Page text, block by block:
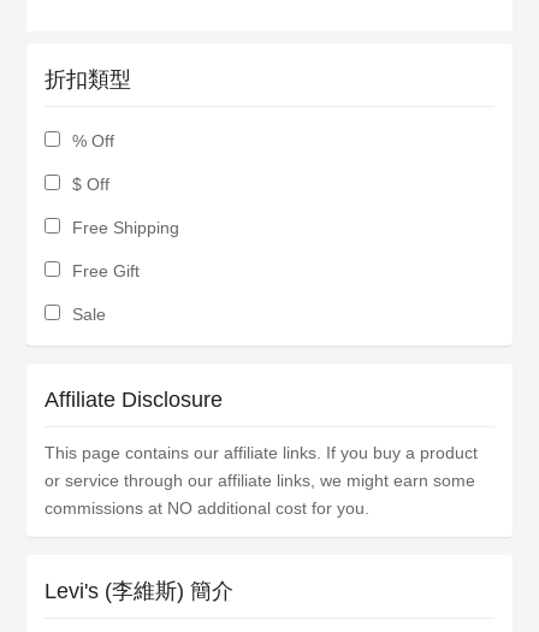
折扣類型
% Off
$ Off
Free Shipping
Free Gift
Sale
Affiliate Disclosure
This page contains our affiliate links. If you buy a product
or service through our affiliate links, we might earn some
commissions at NO additional cost for you.
Levi's (李維斯) 簡介